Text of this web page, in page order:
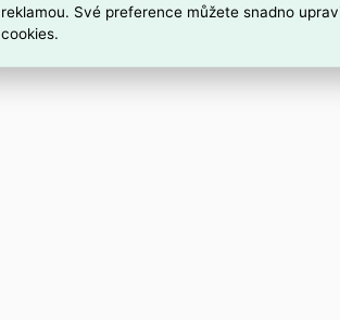
reklamou. Své preference můžete snadno
cookies.